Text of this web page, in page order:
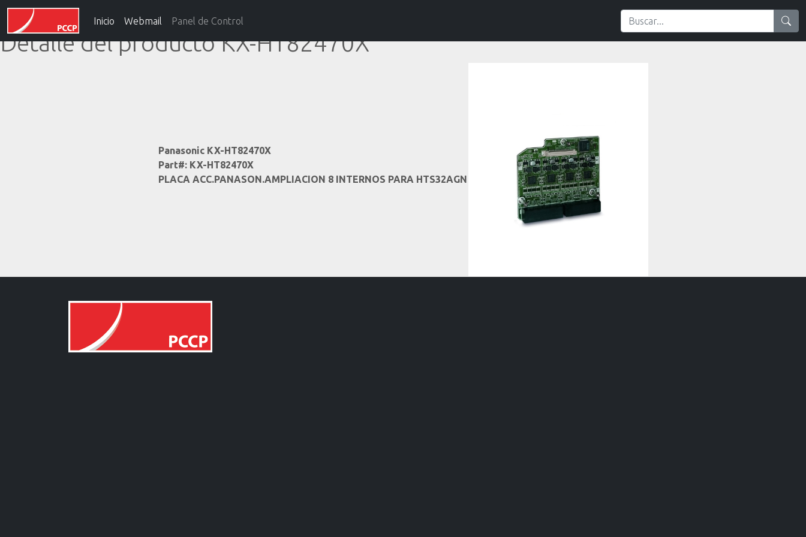
Inicio Webmail Panel de Control
Detalle del producto KX-HT82470X
Panasonic KX-HT82470X
Part#: KX-HT82470X
PLACA ACC.PANASON.AMPLIACION 8 INTERNOS PARA HTS32AGN